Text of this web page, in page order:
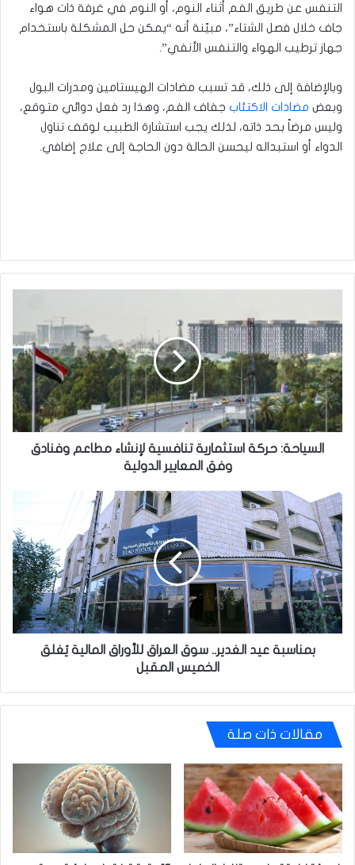
التنفس عن طريق الفم أثناء النوم، أو النوم في غرفة ذات هواء
جاف خلال فصل الشتاء”، مبيّنة أنه “يمكن حل المشكلة باستخدام
جهاز ترطيب الهواء والتنفس الأنفي”.
وبالإضافة إلى ذلك، قد تسبب مضادات الهيستامين ومدرات البول
وبعض مضادات الاكتئاب جفاف الفم، وهذا رد فعل دوائي متوقع،
وليس مرضاً بحد ذاته، لذلك يجب استشارة الطبيب لوقف تناول
الدواء أو استبداله ليحسن الحالة دون الحاجة إلى علاج إضافي.
استثمارية
تنافسية
لإنشاء
مطاعم
وفنادق
وفق
المعايير
الدوليةالسياحة: حركة استثمارية تنافسية لإنشاء مطاعم وفنادق
وفق المعايير الدولية
بمناسبة
عيد
الغدير..
سوق
العراق
للأوراق
المالية
يُغلق
الخميس
المقبلبمناسبة عيد الغدير.. سوق العراق للأوراق المالية يُغلق
الخميس المقبل
مقالات ذات صلة